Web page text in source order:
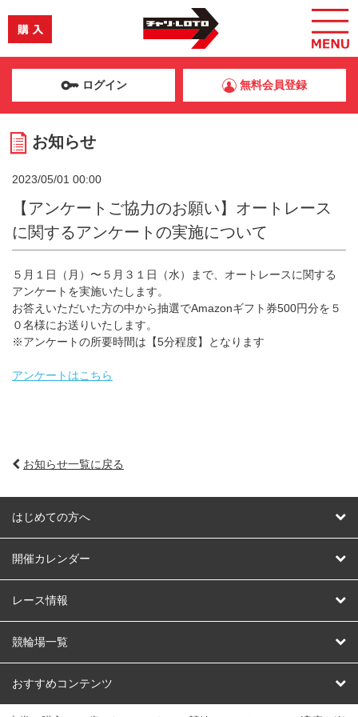
ログイン 無料会員登録
お知らせ
2023/05/01 00:00
【アンケートご協力のお願い】オートレース
に関するアンケートの実施について
５月１日（月）〜５月３１日（水）まで、オートレースに関する
アンケートを実施いたします。
お答えいただいた方の中から抽選でAmazonギフト券500円分を５
０名様にお送りいたします。
※アンケートの所要時間は【5分程度】となります
アンケートはこちら
お知らせ一覧に戻る
はじめての方へ
はじめての方へ
開催カレンダー
競輪
オートレース
競輪くじ
レース情報
レース予想
レース結果
競輪場一覧
北日本 函館競輪場
おすすめコンテンツ